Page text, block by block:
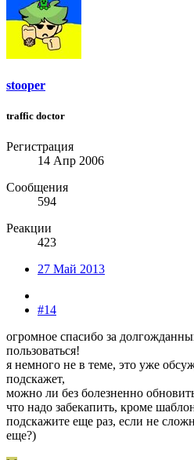
stooper
traffic doctor
Регистрация
14 Апр 2006
Сообщения
594
Реакции
423
27 Май 2013
#14
огромное спасибо за
пользоваться!
я немного не в теме, это уже
подскажет,
можно ли без болезненно
что надо забекапить, кроме
подскажите еще раз, если не
еще?)